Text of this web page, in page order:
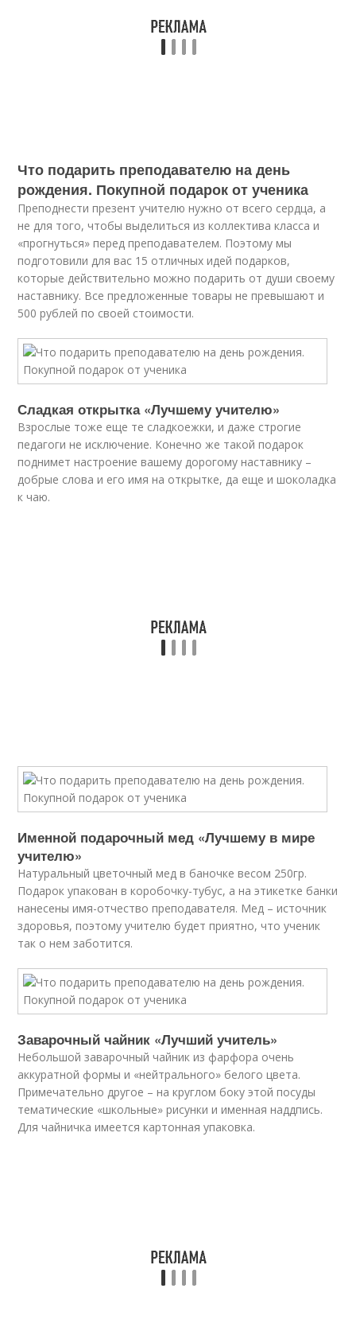
Что подарить преподавателю на день
рождения. Покупной подарок от ученика
Преподнести презент учителю нужно от всего сердца, а
не для того, чтобы выделиться из коллектива класса и
«прогнуться» перед преподавателем. Поэтому мы
подготовили для вас 15 отличных идей подарков,
которые действительно можно подарить от души своему
наставнику. Все предложенные товары не превышают и
500 рублей по своей стоимости.
Сладкая открытка «Лучшему учителю»
Взрослые тоже еще те сладкоежки, и даже строгие
педагоги не исключение. Конечно же такой подарок
поднимет настроение вашему дорогому наставнику –
добрые слова и его имя на открытке, да еще и шоколадка
к чаю.
Именной подарочный мед «Лучшему в мире
учителю»
Натуральный цветочный мед в баночке весом 250гр.
Подарок упакован в коробочку-тубус, а на этикетке банки
нанесены имя-отчество преподавателя. Мед – источник
здоровья, поэтому учителю будет приятно, что ученик
так о нем заботится.
Заварочный чайник «Лучший учитель»
Небольшой заварочный чайник из фарфора очень
аккуратной формы и «нейтрального» белого цвета.
Примечательно другое – на круглом боку этой посуды
тематические «школьные» рисунки и именная наддпись.
Для чайничка имеется картонная упаковка.